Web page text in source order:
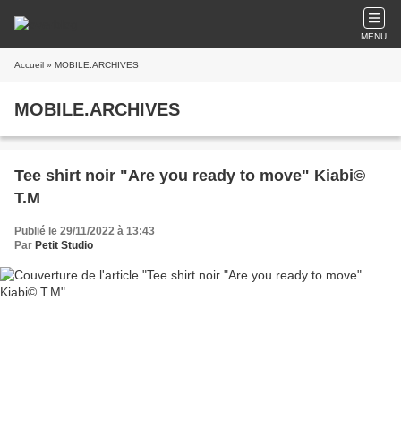
MENU
Accueil » MOBILE.ARCHIVES
MOBILE.ARCHIVES
Tee shirt noir "Are you ready to move" Kiabi©
T.M
Publié le 29/11/2022 à 13:43
Par Petit Studio